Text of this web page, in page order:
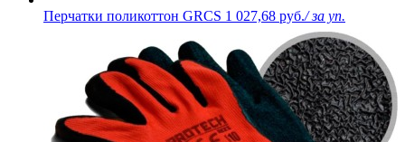
Перчатки поликоттон GRCS 1 027,68 руб./ за уп.